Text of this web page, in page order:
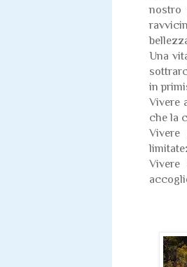
nostro
Una
in
Vivere
che la
Vivere